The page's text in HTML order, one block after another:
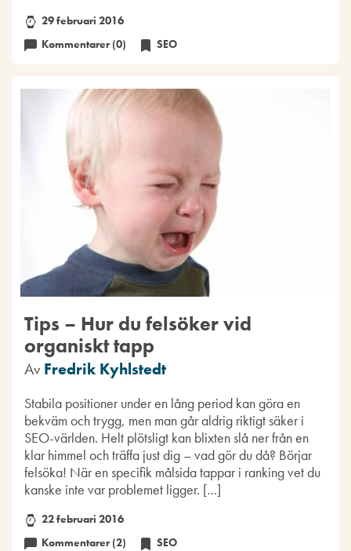
29 februari 2016
Kommentarer (0)
SEO
Tips – Hur du felsöker vid
organiskt tapp
Av Fredrik Kyhlstedt
Stabila positioner under en lång period kan göra en
bekväm och trygg, men man går aldrig riktigt säker i
SEO-världen. Helt plötsligt kan blixten slå ner från en
klar himmel och träffa just dig – vad gör du då? Börjar
felsöka! När en specifik målsida tappar i ranking vet du
kanske inte var problemet ligger. […]
22 februari 2016
Kommentarer (2)
SEO